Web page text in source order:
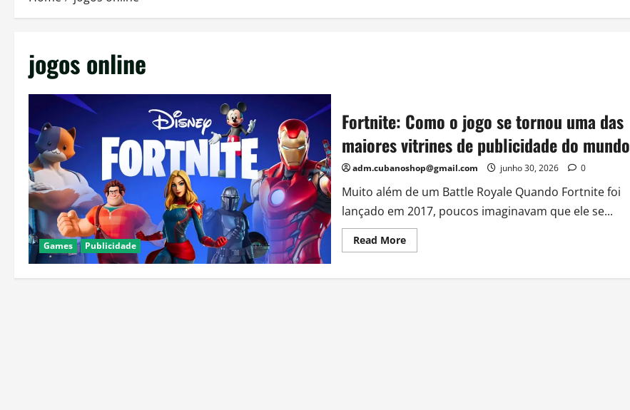
jogos online
Games Publicidade
Fortnite: Como o jogo se tornou uma das
maiores vitrines de publicidade do mundo
adm.cubanoshop@gmail.com junho 30, 2026 0
Muito além de um Battle Royale Quando Fortnite foi
lançado em 2017, poucos imaginavam que ele se...
Read MoreRead
more
Como